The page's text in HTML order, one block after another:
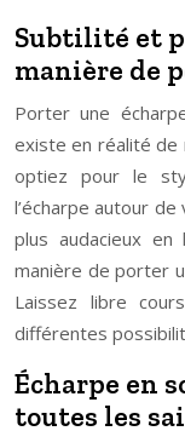
Subtilité et
manière de
Porter une
existe en réalité de
optiez pour le
l’écharpe autour
plus audacieux en
manière de porter
Laissez libre
différentes
Écharpe en
toutes les